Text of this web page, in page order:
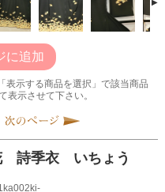
に追加
表示する商品を選択」で該当商品
表示させて下さい。
詩季衣 いちょう